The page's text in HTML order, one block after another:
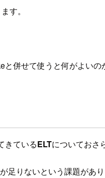
す。
併せて使うと何がよいの
きているELTについておさ
りないという課題があ